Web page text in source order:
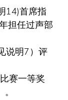
14)首席指
担任过声部
说明7）评
赛一等奖